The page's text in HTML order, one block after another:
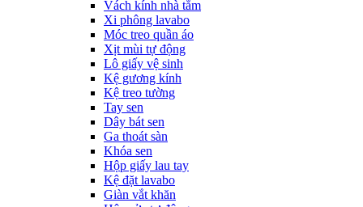
Vách kính nhà tắm
Xi phông lavabo
Móc treo quần áo
Xịt mùi tự động
Lô giấy vệ sinh
Kệ gương kính
Kệ treo tường
Tay sen
Dây bát sen
Ga thoát sàn
Khóa sen
Hộp giấy lau tay
Kệ đặt lavabo
Giàn vắt khăn